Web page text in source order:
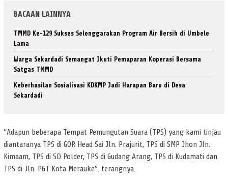
BACAAN LAINNYA
TMMD Ke-129 Sukses Selenggarakan Program Air Bersih di Umbele
Lama
Warga Sekardadi Semangat Ikuti Pemaparan Koperasi Bersama
Satgas TMMD
Keberhasilan Sosialisasi KDKMP Jadi Harapan Baru di Desa
Sekardadi
“Adapun beberapa Tempat Pemungutan Suara (TPS) yang kami tinjau
diantaranya TPS di GOR Head Sai Jln. Prajurit, TPS di SMP Jhon Jln.
Kimaam, TPS di SD Polder, TPS di Gudang Arang, TPS di Kudamati dan
TPS di Jln. PGT Kota Merauke”. terangnya.